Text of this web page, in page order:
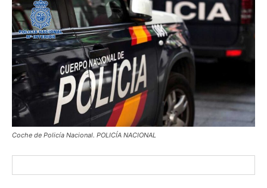
Coche de Policía Nacional. POLICÍA NACIONAL